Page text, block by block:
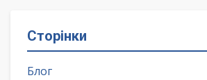
Сторінки
Блог